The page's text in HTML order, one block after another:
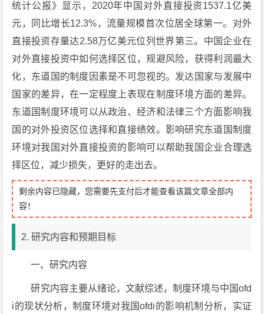
统计公报》显示，2020年中国对外直接投资1537.1亿美
元，同比增长12.3%，流量规模首次位居全球第一。对外
直接投资存量达2.58万亿美元位列世界第三。中国企业在
对外直接投资中如何选择区位，规避风险，获得利润最大
化，东道国的制度因素是不可忽视的。发达国家与发展中
国家的差异，在一定程度上表现在制度环境方面的差异。
东道国制度环境可以从政治、经济和法律三个方面影响我
国的对外投资区位选择和直接绩效。影响研究东道国制度
环境对我国对外直接投资的影响可以帮助我国企业合理选
择区位，减少损失，更好的走出去。
剩余内容已隐藏，您需要先支付后才能查看该篇文章全部内
容！
2. 研究内容和预期目标
一、研究内容
研究内容主要从绪论，文献综述，制度环境与中国ofd
i的现状分析，制度环境对我国ofdi的影响机制分析，实证